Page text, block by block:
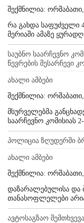
შექმნილია: ორშაბათი,
რა გახდა საფუძველი
მერიაში ამაზე
საუბნო საარჩევნო
წევრების შესარჩევი
ახალი ამბები
შექმნილია: ორშაბათი,
მსურველებმა
საარჩევნო კომისიას
პოლიცია ზღუდერში
ახალი ამბები
შექმნილია: ორშაბათი,
დაზარალებულისა და
თანასოფლელები
ავტოსაგზაო